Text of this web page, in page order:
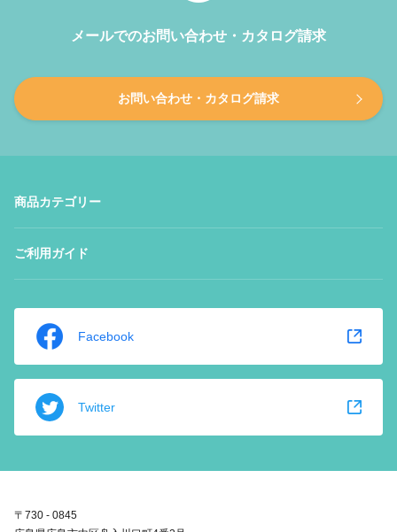
メールでのお問い合わせ・カタログ請求
お問い合わせ・カタログ請求
商品カテゴリー
ご利用ガイド
Facebook
Twitter
〒730 - 0845